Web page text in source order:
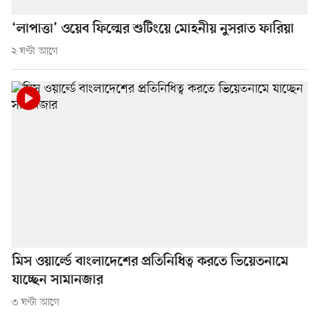
‘লাপাত্তা’ ওয়েব ফিল্মের শুটিংয়ে মোহনীয় নুসরাত ফারিয়া
২ ঘণ্টা আগে
মিস ওয়ার্ল্ডে বাংলাদেশের প্রতিনিধিত্ব করতে ভিয়েতনামে
যাচ্ছেন সামানজার
৩ ঘণ্টা আগে